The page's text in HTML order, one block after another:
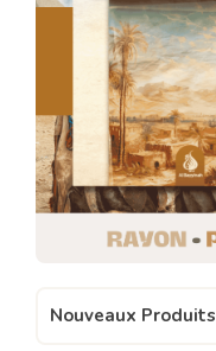
Nouveaux Produits